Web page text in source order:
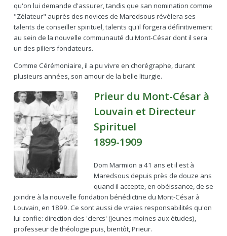
qu'on lui demande d'assurer, tandis que san nomination comme
"Zélateur" auprès des novices de Maredsous révèlera ses
talents de conseiller spirituel, talents qu'il forgera définitivement
au sein de la nouvelle communauté du Mont-César dont il sera
un des piliers fondateurs.
Comme Cérémoniaire, il a pu vivre en chorégraphe, durant
plusieurs années, son amour de la belle liturgie.
Prieur du Mont-César à
Louvain et Directeur
Spirituel
1899-1909
Dom Marmion a 41 ans et il est à
Maredsous depuis près de douze ans
quand il accepte, en obéissance, de se
joindre à la nouvelle fondation bénédictine du Mont-César à
Louvain, en 1899. Ce sont aussi de vraies responsabilités qu'on
lui confie: direction des 'clercs' (jeunes moines aux études),
professeur de théologie puis, bientôt, Prieur.